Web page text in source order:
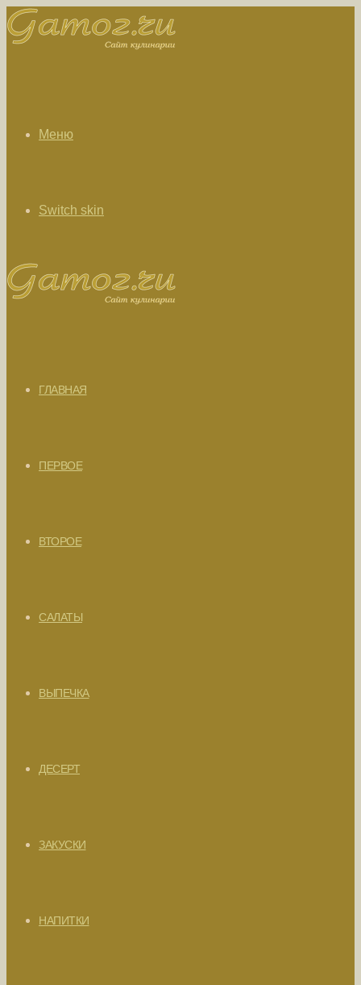
Меню
Switch skin
ГЛАВНАЯ
ПЕРВОЕ
ВТОРОЕ
САЛАТЫ
ВЫПЕЧКА
ДЕСЕРТ
ЗАКУСКИ
НАПИТКИ